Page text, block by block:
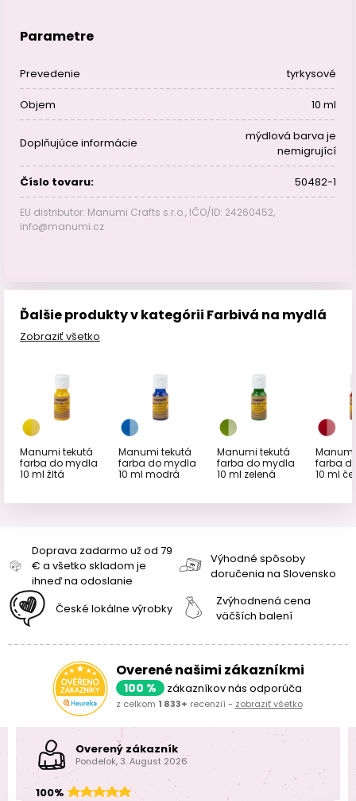
Parametre
Prevedenie tyrkysové
Objem 10 ml
Doplňujúce informácie
mýdlová barva je
nemigrující
Číslo tovaru: 50482-1
EU distributor: Manumi Crafts s.r.o., IČO/ID: 24260452,
info@manumi.cz
Ďalšie produkty v kategórii Farbivá na mydlá
Zobraziť všetko
Manumi tekutá
farba do mydla
10 ml žltá
Manumi tekutá
farba do mydla
10 ml modrá
Manumi tekutá
farba do mydla
10 ml zelená
farba
10 ml
Doprava zadarmo už od 79
€ a všetko skladom je
ihneď na odoslanie
Výhodné spôsoby
doručenia na Slovensko
České lokálne výrobky
Zvýhodnená cena
väčších balení
Overené našimi zákazníkmi
100 % zákazníkov nás odporúča
z celkom 1 833+ recenzií - zobraziť všetko
Overený zákazník
Pondelok, 3. August 2026
100%